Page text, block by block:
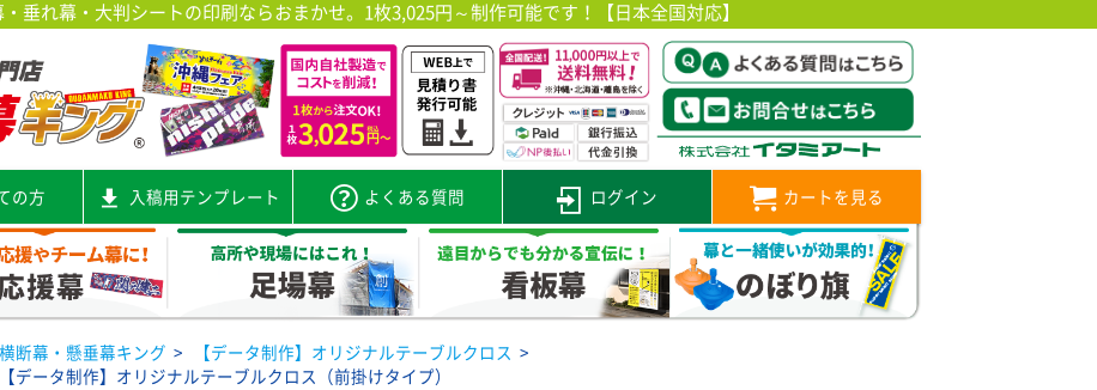
垂れ幕・大判シートの印刷ならおまかせ。1枚3,025円～制作可能です！【日本全国対応】
の方 入稿用テンプレート よくある質問 ログイン カートを見る
横断幕・懸垂幕キング > 【データ制作】オリジナルテーブルクロス >
【データ制作】オリジナルテーブルクロス（前掛けタイプ）